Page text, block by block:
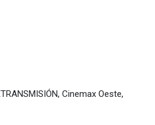
Cinemax Oeste,